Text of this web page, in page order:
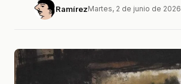
RamírezMartes, 2 de junio de 2026